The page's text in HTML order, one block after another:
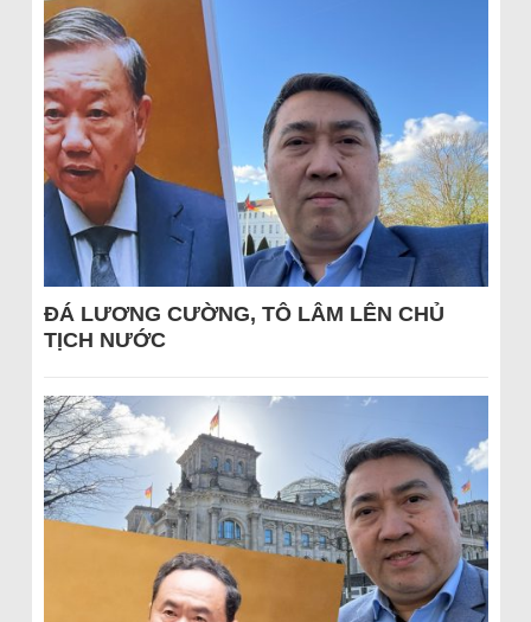
ĐÁ LƯƠNG CƯỜNG, TÔ LÂM LÊN CHỦ
TỊCH NƯỚC